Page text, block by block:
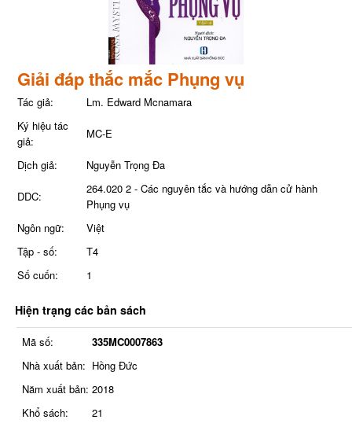
Giải đáp thắc mắc Phụng vụ
Tác giả:
Lm. Edward Mcnamara
Ký hiệu tác
giả:
MC-E
Dịch giả: Nguyễn Trọng Đa
DDC:
264.020 2 - Các nguyên tắc và hướng dẫn cử hành
Phụng vụ
Ngôn ngữ:
Việt
Tập - số:
T4
Số cuốn:
1
Hiện trạng các bản sách
Mã số:
335MC0007863
Nhà xuất bản: Hồng Đức
Năm xuất bản: 2018
Khổ sách:
21